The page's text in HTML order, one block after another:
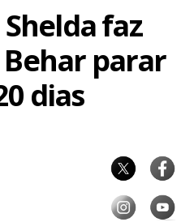
faz
parar
dias